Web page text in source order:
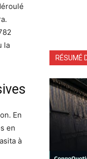
la
En
en
à
RÉSUMÉ